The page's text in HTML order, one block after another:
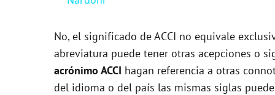
V
i
No, el significado de ACCI no equivale
abreviatura puede tener otras acepciones o
acrónimo ACCI hagan referencia a otras
del idioma o del país las mismas siglas